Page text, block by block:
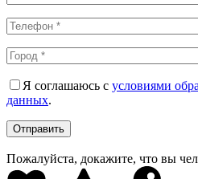
Я соглашаюсь с условиями
данных.
Пожалуйста, докажите, что вы